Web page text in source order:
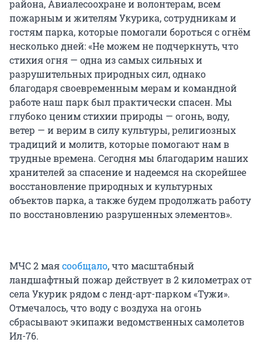
района, Авиалесоохране и волонтерам, всем
пожарным и жителям Укурика, сотрудникам и
гостям парка, которые помогали бороться с огнём
несколько дней: «Не можем не подчеркнуть, что
стихия огня — одна из самых сильных и
разрушительных природных сил, однако
благодаря своевременным мерам и командной
работе наш парк был практически спасен. Мы
глубоко ценим стихии природы — огонь, воду,
ветер — и верим в силу культуры, религиозных
традиций и молитв, которые помогают нам в
трудные времена. Сегодня мы благодарим наших
хранителей за спасение и надеемся на скорейшее
восстановление природных и культурных
объектов парка, а также будем продолжать работу
по восстановлению разрушенных элементов».
МЧС 2 маясообщало, что масштабный
ландшафтный пожар действует в 2 километрах от
села Укурик рядом с ленд-арт-парком «Тужи».
Отмечалось, что воду с воздуха на огонь
сбрасывают экипажи ведомственных самолетов
Ил-76.